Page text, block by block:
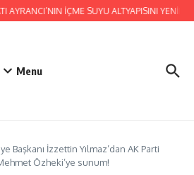
AYRANCI’NIN İÇME SUYU ALTYAPISINI
Menu
Başkanı İzzettin Yılmaz’dan AK Parti
Özheki’ye sunum!